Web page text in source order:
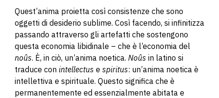
Quest’anima proietta così consistenze che sono
oggetti di desiderio sublime. Così facendo, si infinitizza
passando attraverso gli artefatti che sostengono
questa economia libidinale – che è l’economia del
noûs. È, in ciò, un’anima noetica. Noûs in latino si
traduce con intellectus e spiritus: un’anima noetica è
intellettiva e spirituale. Questo significa che è
permanentemente ed essenzialmente abitata e